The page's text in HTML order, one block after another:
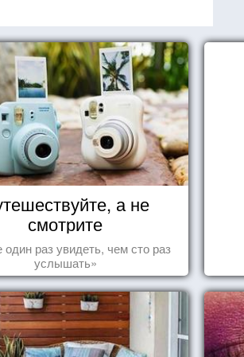
а не
смотрите
раз увидеть, чем сто раз
услышать»